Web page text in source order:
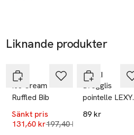
Liknande produkter
Livly
Ice Cream
Ruffled Bib
Sänkt pris
131,60 krLägsta pris 30 dagar
197,40 kr
RIKIKI
Dregglis
pointelle LEXY,
2-pack
89 kr